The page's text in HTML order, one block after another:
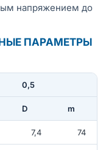
напряжением до
ПАРАМЕТРЫ
0,5
D m
7,4 74